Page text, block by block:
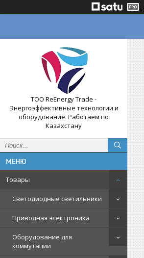
ТОО ReEnergy Trade -
Энергоэффективные технологии и
оборудование. Работаем по
Казахстану
Товары
Светодиодные светильники
Приводная электроника
Оборудование для
коммутации